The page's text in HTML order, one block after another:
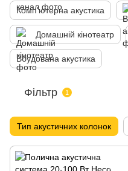
Комп'ютерна акустика
Домашній кінотеатр
Вбудована акустика
Фільтр 1
Тип акустичних колонок